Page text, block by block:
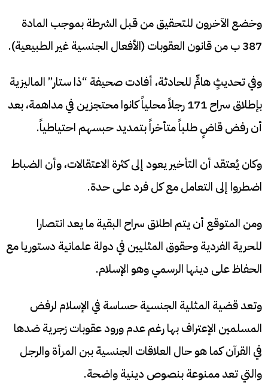
وخضع الآخرون للتحقيق من قبل الشرطة بموجب المادة
387 ب من قانون العقوبات (الأفعال الجنسية غير الطبيعية).
وفي تحديثٍ هامٍّ للحادثة، أفادت صحيفة “ذا ستار” الماليزية
بإطلاق سراح 171 رجلاً محلياً كانوا محتجزين في مداهمة، بعد
أن رفض قاضٍ طلباً متأخراً بتمديد حبسهم احتياطياً.
وكان يُعتقد أن التأخير يعود إلى كثرة الاعتقالات، وأن الضباط
اضطروا إلى التعامل مع كل فرد على حدة.
ومن المتوقع أن يتم اطلاق سراح البقية ما يعد انتصارا
للحرية الفردية وحقوق المثليين في دولة علمانية دستوريا مع
الحفاظ على دينها الرسمي وهو الإسلام.
وتعد قضية المثلية الجنسية حساسة في الإسلام لرفض
المسلمين الإعتراف بها رغم عدم ورود عقوبات زجرية ضدها
في القرآن كما هو حال العلاقات الجنسية ببن المرأة والرجل
والتي تعد ممنوعة بنصوص دينية واضحة.